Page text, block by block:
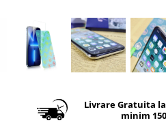
Livrare Gratuita
minim